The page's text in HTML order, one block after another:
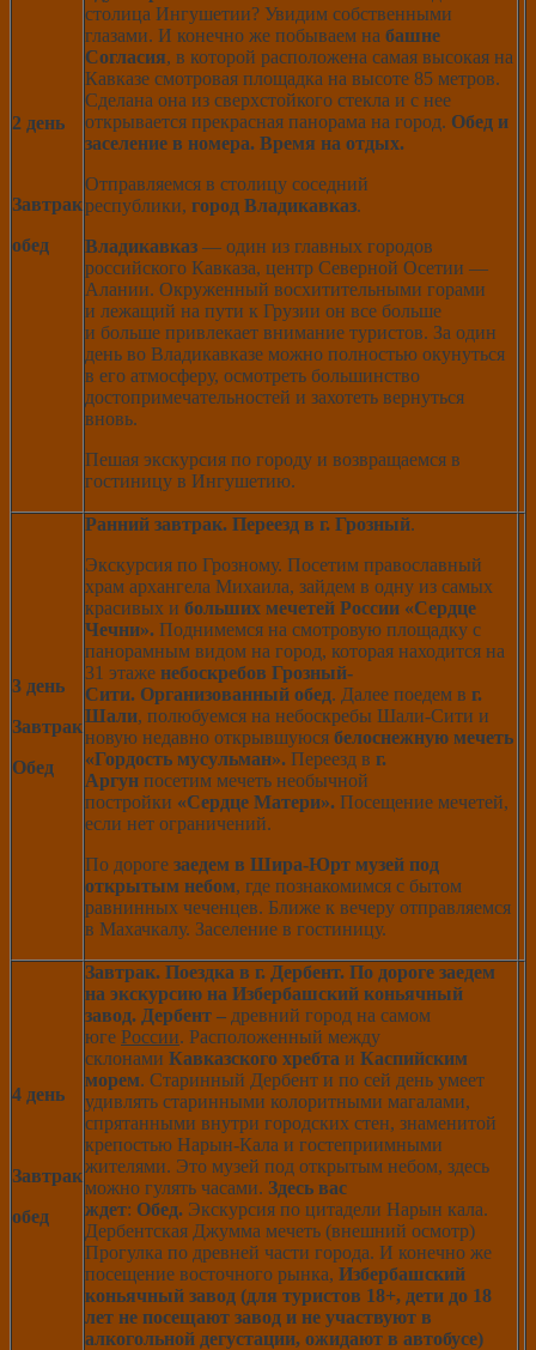
2 день
Завтрак
обед
столица Ингушетии? Увидим собственными
глазами. И конечно же побываем на башне
Согласия, в которой расположена самая высокая на
Кавказе смотровая площадка на высоте 85 метров.
Сделана она из сверхстойкого стекла и с нее
открывается прекрасная панорама на город. Обед и
заселение в номера. Время на отдых.
Отправляемся в столицу соседний
республики, город Владикавказ.
Владикавказ — один из главных городов
российского Кавказа, центр Северной Осетии —
Алании. Окруженный восхитительными горами
и лежащий на пути к Грузии он все больше
и больше привлекает внимание туристов. За один
день во Владикавказе можно полностью окунуться
в его атмосферу, осмотреть большинство
достопримечательностей и захотеть вернуться
вновь.
Пешая экскурсия по городу и возвращаемся в
гостиницу в Ингушетию.
3 день
Завтрак
Обед
Ранний завтрак. Переезд в г. Грозный.
Экскурсия по Грозному. Посетим православный
храм архангела Михаила, зайдем в одну из самых
красивых и больших мечетей России «Сердце
Чечни». Поднимемся на смотровую площадку с
панорамным видом на город, которая находится на
31 этаже небоскребов Грозный-
Сити. Организованный обед. Далее поедем в г.
Шали, полюбуемся на небоскребы Шали-Сити и
новую недавно открывшуюся белоснежную мечеть
«Гордость мусульман». Переезд в г.
Аргун посетим мечеть необычной
постройки «Сердце Матери». Посещение мечетей,
если нет ограничений.
По дороге заедем в Шира-Юрт музей под
открытым небом, где познакомимся с бытом
равнинных чеченцев. Ближе к вечеру отправляемся
в Махачкалу. Заселение в гостиницу.
4 день
Завтрак
обед
Завтрак. Поездка в г. Дербент. По дороге заедем
на экскурсию на Избербашский коньячный
завод. Дербент – древний город на самом
юге России. Расположенный между
склонами Кавказского хребта и Каспийским
морем. Старинный Дербент и по сей день умеет
удивлять старинными колоритными магалами,
спрятанными внутри городских стен, знаменитой
крепостью Нарын-Кала и гостеприимными
жителями. Это музей под открытым небом, здесь
можно гулять часами. Здесь вас
ждет: Обед. Экскурсия по цитадели Нарын кала.
Дербентская Джумма мечеть (внешний осмотр)
Прогулка по древней части города. И конечно же
посещение восточного рынка, Избербашский
коньячный завод (для туристов 18+, дети до 18
лет не посещают завод и не участвуют в
алкогольной дегустации, ожидают в автобусе)